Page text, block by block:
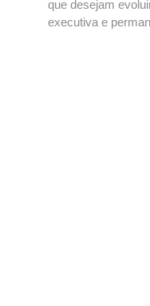
que desejam
executiva e